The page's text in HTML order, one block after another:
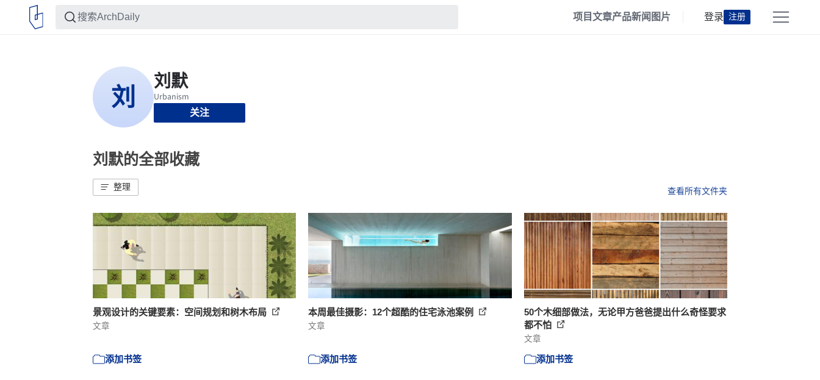
项目文章产品新闻 图片 登录 注册
关注
刘默的全部收藏
整理 查看所有文件夹
景观设计的关键要素：空间规划和树木布局
文章
添加书签
本周最佳摄影：12个超酷的住宅泳池案例
文章
添加书签
50个木细部做法，无论甲方爸爸提出什么奇怪要求
都不怕
文章
添加书签